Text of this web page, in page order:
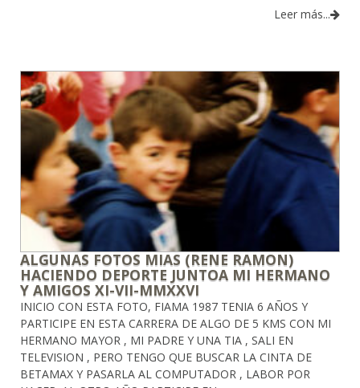
Leer más...
ALGUNAS FOTOS MIAS (RENE RAMON)
HACIENDO DEPORTE JUNTOA MI HERMANO
Y AMIGOS XI-VII-MMXXVI
INICIO CON ESTA FOTO, FIAMA 1987 TENIA 6 AÑOS Y
PARTICIPE EN ESTA CARRERA DE ALGO DE 5 KMS CON MI
HERMANO MAYOR , MI PADRE Y UNA TIA , SALI EN
TELEVISION , PERO TENGO QUE BUSCAR LA CINTA DE
BETAMAX Y PASARLA AL COMPUTADOR , LABOR POR